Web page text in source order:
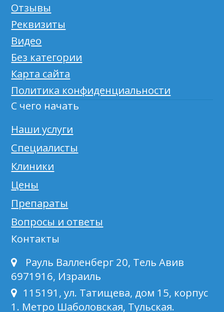
Отзывы
Реквизиты
Видео
Без категории
Карта сайта
Политика конфиденциальности
С чего начать
Наши услуги
Специалисты
Клиники
Цены
Препараты
Вопросы и ответы
Контакты
Рауль Валленберг 20, Тель Авив
6971916, Израиль
115191, ул. Татищева, дом 15, корпус
1. Метро Шаболовская, Тульская.